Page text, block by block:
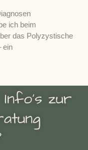
ich beim
das Polyzystische
ein
Info's zur